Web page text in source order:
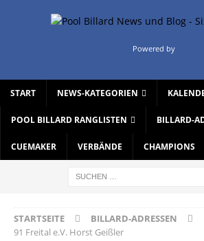
Powered by
START NEWS-KATEGORIEN
POOL BILLARD RANGLISTEN BILLARD-
CUEMAKER VERBÄNDE CHAMPIONS
STARTSEITE BILLARD-ADRESSEN
91 Freital e.V. Horst Geißler